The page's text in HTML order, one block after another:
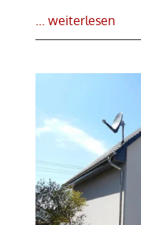
... weiterlesen